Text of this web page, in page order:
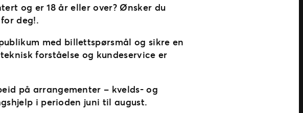
og er 18 år eller over? Ønsker du
deg!.
med billettspørsmål og sikre en
forståelse og kundeservice er
på arrangementer – kvelds- og
i perioden juni til august.